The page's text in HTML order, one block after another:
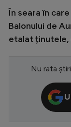
În seara în
Balonului de
etalat ținutele,
Nu rata